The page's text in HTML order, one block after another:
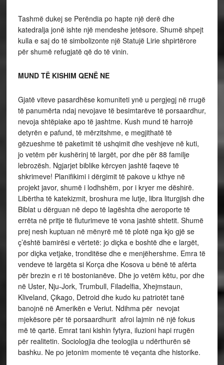
Tashmë dukej se Perëndia po hapte një derë dhe
katedralja jonë ishte një mendeshe jetësore. Shumë shpejt
kulla e saj do të simbolizonte një Statujë Lirie shpirtërore
për shumë refugjatë që do të vinin.
MUND TË KISHIM QENË NE
Gjatë viteve pasardhëse komuniteti ynë u pergjegj në rrugë
të panumërta ndaj nevojave të besimtarëve të porsaardhur,
nevoja shtëpiake apo të jashtme. Kush mund të harrojë
detyrën e pafund, të mërzitshme, e megjithatë të
gëzueshme të paketimit të ushqimit dhe veshjeve në kuti,
jo vetëm për kushërinj të largët, por dhe për 88 familje
lebrozësh. Ngjarjet biblike kërcyen jashtë faqeve të
shkrimeve! Planifikimi i dërgimit të pakove u kthye në
projekt javor, shumë i lodhshëm, por i kryer me dëshirë.
Libërtha të katekizmit, broshura me lutje, libra liturgjish dhe
Biblat u dërguan në depo të lagështa dhe aeroporte të
errëta në pritje të fluturimeve të vona jashtë shtetit. Shumë
prej nesh kuptuan në mënyrë më të plotë nga kjo gjë se
ç’është bamirësi e vërtetë: jo diçka e boshtë dhe e largët,
por diçka vetjake, tronditëse dhe e menjëhershme. Emra të
vendeve të largëta si Korça dhe Kosova u bënë të afërta
për brezin e ri të bostonianëve. Dhe jo vetëm këtu, por dhe
në Uster, Nju-Jork, Trumbull, Filadelfia, Xhejmstaun,
Kliveland, Çikago, Detroid dhe kudo ku patriotët tanë
banojnë në Amerikën e Veriut. Ndihma për nevojat
mjekësore për të porsaardhurit afroi lajmin në një fokus
më të qartë. Emrat tani kishin fytyra, iluzioni hapi rrugën
për realitetin. Sociologjia dhe teologjia u ndërthurën së
bashku. Ne po jetonim momente të veçanta dhe historike.